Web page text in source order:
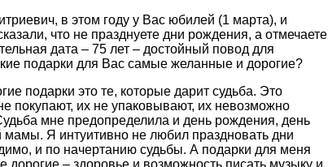
в этом году у Вас юбилей (1 марта), и
что не празднуете дни рождения, а отмечаете
дата – 75 лет – достойный повод для
подарки для Вас самые желанные и дорогие?
подарки это те, которые дарит судьба. Это
покупают, их не упаковывают, их невозможно
мне предопределила и день рождения, день
мамы. Я интуитивно не любил праздновать дни
и по начертанию судьбы. А подарки для меня
дорогие – здоровье и возможность писать музыку и